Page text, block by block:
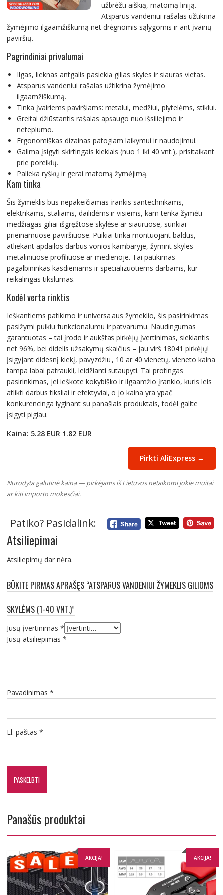
užbrėžti aiškią, matomą liniją.
Atsparus vandeniui rašalas užtikrina
žymėjimo ilgaamžiškumą net drėgnomis sąlygomis ir ant įvairių
paviršių.
Pagrindiniai privalumai
Ilgas, lieknas antgalis pasiekia gilias skyles ir siauras vietas.
Atsparus vandeniui rašalas užtikrina žymėjimo
ilgaamžiškumą.
Tinka įvairiems paviršiams: metalui, medžiui, plytelėms, stiklui.
Greitai džiūstantis rašalas apsaugo nuo išsiliejimo ir
neteplumo.
Ergonomiškas dizainas patogiam laikymui ir naudojimui.
Galima įsigyti skirtingais kiekiais (nuo 1 iki 40 vnt.), prisitaikant
prie poreikių.
Palieka ryškų ir gerai matomą žymėjimą.
Kam tinka
Šis žymeklis bus nepakeičiamas įrankis santechnikams,
elektrikams, staliams, dailidėms ir visiems, kam tenka žymėti
medžiagas giliai išgręžtose skylėse ar siauruose, sunkiai
prieinamuose paviršiuose. Puikiai tinka montuojant baldus,
atliekant apdailos darbus vonios kambaryje, žymint skyles
metaliniuose profiliuose ar medienoje. Tai patikimas
pagalbininkas kasdieniams ir specializuotiems darbams, kur
reikalingas tikslumas.
Kodėl verta rinktis
Ieškantiems patikimo ir universalaus žymeklio, šis pasirinkimas
pasižymi puikiu funkcionalumu ir patvarumu. Naudingumas
garantuotas – tai įrodo ir aukštas pirkėjų įvertinimas, siekiantis
net 96%, bei didelis užsakymų skaičius – jau virš 18041 pirkėjų!
Įsigyjant didesnį kiekį, pavyzdžiui, 10 ar 40 vienetų, vieneto kaina
tampa labai patraukli, leidžianti sutaupyti. Tai protingas
pasirinkimas, jei ieškote kokybiško ir ilgaamžio įrankio, kuris leis
atlikti darbus tiksliai ir efektyviai, o jo kaina yra ypač
konkurencinga lyginant su panašiais produktais, todėl galite
įsigyti pigiau.
Kaina: 5.28 EUR 1.82 EUR
Pirkti AliExpress →
Nurodyta galutinė kaina — pirkėjams iš Lietuvos netaikomi jokie muitai
ar kiti importo mokesčiai.
Patiko? Pasidalink:
Atsiliepimai
Atsiliepimų dar nėra.
BŪKITE PIRMAS APRAŠĘS “ATSPARUS VANDENIUI ŽYMEKLIS GILIOMS
SKYLĖMS (1-40 VNT.)”
Jūsų įvertinimas *
Jūsų atsiliepimas *
Pavadinimas *
El. paštas *
Panašūs produktai
AKCIJA! AKCIJA!